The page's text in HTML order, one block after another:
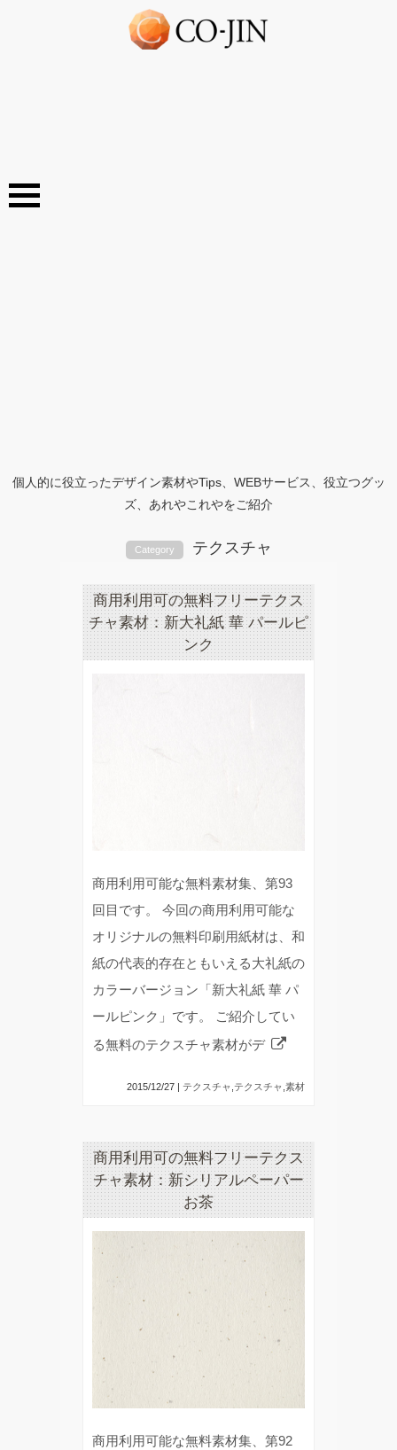
個人的に役立ったデザイン素材やTips、WEBサービス、役立つグッ
ズ、あれやこれやをご紹介
Category テクスチャ
商用利用可の無料フリーテクス
チャ素材：新大礼紙 華 パールピ
ンク
商用利用可能な無料素材集、第93
回目です。 今回の商用利用可能な
オリジナルの無料印刷用紙材は、和
紙の代表的存在ともいえる大礼紙の
カラーバージョン「新大礼紙 華 パ
ールピンク」です。 ご紹介してい
る無料のテクスチャ素材がデ
2015/12/27 | テクスチャ テクスチャ 素材
商用利用可の無料フリーテクス
チャ素材：新シリアルペーパー
お茶
商用利用可能な無料素材集、第92